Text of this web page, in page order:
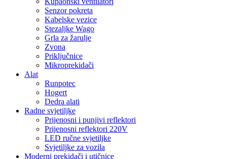
Senzor pokreta
Kabelske vezice
Stezaljke Wago
Grla za žarulje
Zvona
Priključnice
Mikroprekidači
Alat
Runpotec
Hogert
Dedra alati
Radne svjetiljke
Prijenosni i punjivi reflektori
Prijenosni reflektori 220V
LED ručne svjetiljke
Svjetiljke za vozila
Moderni prekidači i utičnice